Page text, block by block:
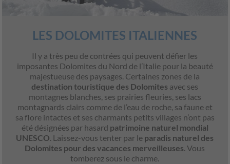
LES DOLOMITES ITALIENNES
Il y a très peu de contrées qui peuvent défier les
imposantes Dolomites du Nord de l’Italie pour la beauté
majestueuse des paysages. Certaines zones de la
destination touristique des Dolomites avec ses
montagnes blanches, ses prairies fleuries, ses lacs
montagnards clairs comme de l’eau de roche, sa faune et
sa flore intactes et ses charmants petits villages n’ont pas
été désignées par hasard patrimoine naturel mondial
UNESCO. Laissez-vous tenter par le paradis naturel des
Dolomites pour des vacances merveilleuses. Vous
tomberez sous le charme.